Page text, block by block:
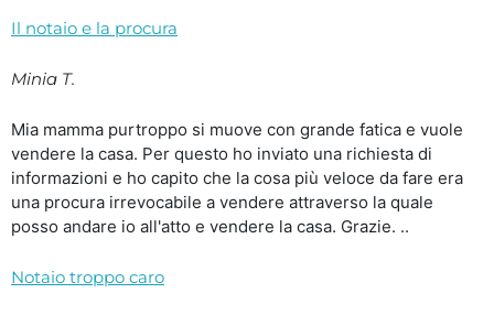
Il notaio e la procura
Minia T.
Mia mamma purtroppo si muove con grande fatica e vuole
vendere la casa. Per questo ho inviato una richiesta di
informazioni e ho capito che la cosa più veloce da fare era
una procura irrevocabile a vendere attraverso la quale
posso andare io all'atto e vendere la casa. Grazie. ..
Notaio troppo caro